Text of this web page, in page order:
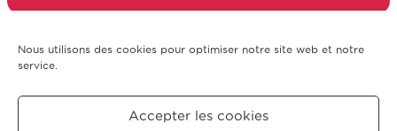
Nous utilisons des cookies pour optimiser notre site web et notre
service.
Accepter les cookies